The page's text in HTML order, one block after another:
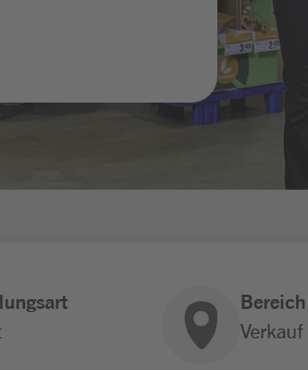
Bereich
Verkauf